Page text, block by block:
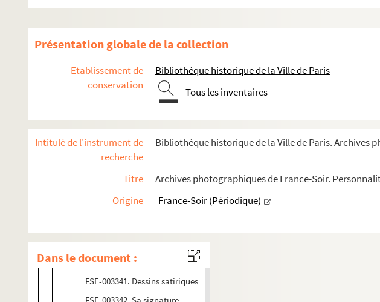
Présentation globale de la collection
Etablissement de
conservation
Bibliothèque historique de la Ville de Paris
Tous les inventaires
Intitulé de l'instrument de
recherche
Bibliothèque historique de la Ville de Paris. Archives
Titre
Archives photographiques de France-Soir.
Origine
France-Soir (Périodique)
Dans le document :
A
B
C
G
H
FSE-004140. Henriot, Philippe
FSC-002134. Hallier, Jean-Edern
FSE-004139. Hennequin, Edmond
Portraits
FSE-003340. Portraits divers
FSE-003341. Dessins satiriques